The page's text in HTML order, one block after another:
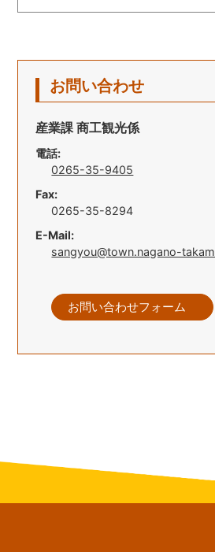
お問い合わせ
産業課 商工観光係
電話:
0265-35-9405
Fax:
0265-35-8294
E-Mail:
sangyou@town.nagano-
お問い合わせフォーム